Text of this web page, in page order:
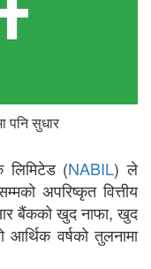
पनि सुधार
लिमिटेड (NABIL) ले
अपरिष्कृत वित्तीय
बैंकको खुद नाफा, खुद
आर्थिक वर्षको तुलनामा